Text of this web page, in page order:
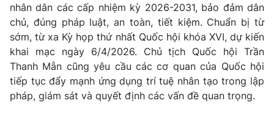
Photo Infographic
Video Shorts video
VTV Money VTV Thể thao
nhân dân các cấp nhiệm kỳ 2026-2031, bảo đảm dân
chủ, đúng pháp luật, an toàn, tiết kiệm. Chuẩn bị từ
sớm, từ xa Kỳ họp thứ nhất Quốc hội khóa XVI, dự kiến
khai mạc ngày 6/4/2026. Chủ tịch Quốc hội Trần
Thanh Mẫn cũng yêu cầu các cơ quan của Quốc hội
tiếp tục đẩy mạnh ứng dụng trí tuệ nhân tạo trong lập
pháp, giám sát và quyết định các vấn đề quan trọng.